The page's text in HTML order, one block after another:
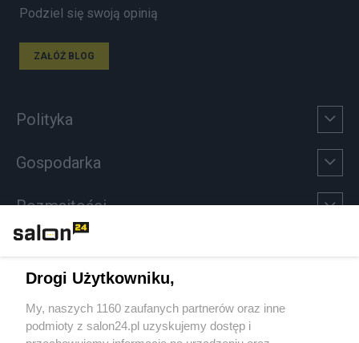
Podziel się swoją opinią
ZAŁÓŻ BLOG
Polityka
Gospodarka
Rozmaitości
Sport
Społeczeństwo
Drogi Użytkowniku,
My, naszych 1160 zaufanych partnerów oraz inne
podmioty z salon24.pl uzyskujemy dostęp i